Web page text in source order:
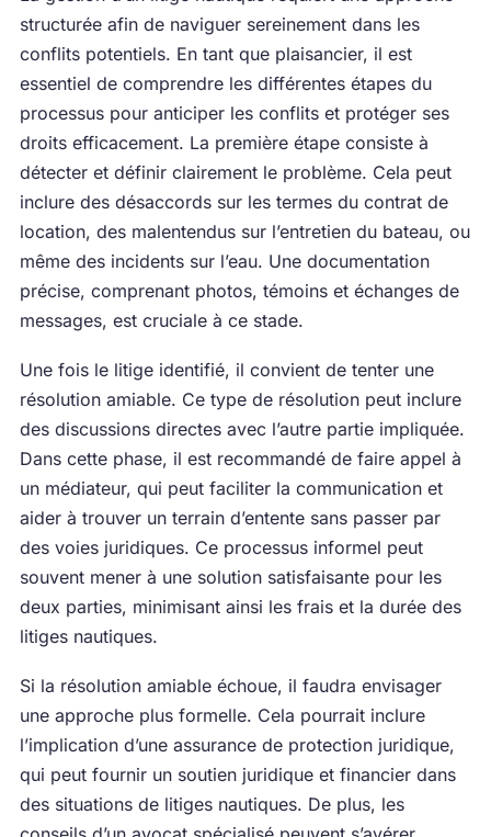
structurée afin de naviguer sereinement dans les
conflits potentiels. En tant que plaisancier, il est
essentiel de comprendre les différentes étapes du
processus pour anticiper les conflits et protéger ses
droits efficacement. La première étape consiste à
détecter et définir clairement le problème. Cela peut
inclure des désaccords sur les termes du contrat de
location, des malentendus sur l’entretien du bateau, ou
même des incidents sur l’eau. Une documentation
précise, comprenant photos, témoins et échanges de
messages, est cruciale à ce stade.
Une fois le litige identifié, il convient de tenter une
résolution amiable. Ce type de résolution peut inclure
des discussions directes avec l’autre partie impliquée.
Dans cette phase, il est recommandé de faire appel à
un médiateur, qui peut faciliter la communication et
aider à trouver un terrain d’entente sans passer par
des voies juridiques. Ce processus informel peut
souvent mener à une solution satisfaisante pour les
deux parties, minimisant ainsi les frais et la durée des
litiges nautiques.
Si la résolution amiable échoue, il faudra envisager
une approche plus formelle. Cela pourrait inclure
l’implication d’une assurance de protection juridique,
qui peut fournir un soutien juridique et financier dans
des situations de litiges nautiques. De plus, les